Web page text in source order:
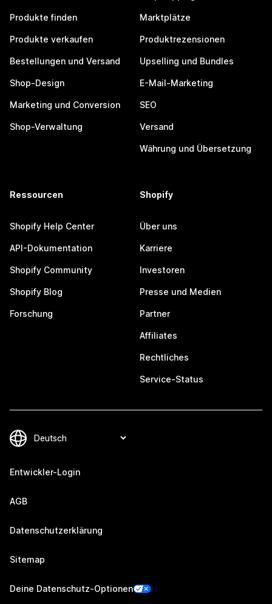
Produkte finden
Produkte verkaufen
Bestellungen und Versand
Shop-Design
Marketing und Conversion
Shop-Verwaltung
Marktplätze
Produktrezensionen
Upselling und Bundles
E-Mail-Marketing
SEO
Versand
Währung und Übersetzung
Ressourcen
Shopify Help Center
API-Dokumentation
Shopify Community
Shopify Blog
Forschung
Shopify
Über uns
Karriere
Investoren
Presse und Medien
Partner
Affiliates
Rechtliches
Service-Status
Entwickler-Login
AGB
Datenschutzerklärung
Sitemap
Deine Datenschutz-Optionen